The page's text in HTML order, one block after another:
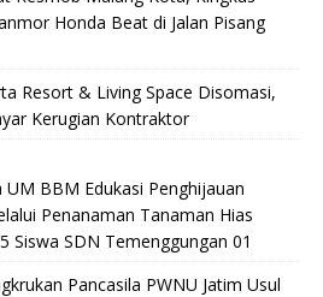
Honda Beat di Jalan Pisang
Resort & Living Space Disomasi,
Kerugian Kontraktor
UM BBM Edukasi Penghijauan
Penanaman Tanaman Hias
Siswa SDN Temenggungan 01
Pancasila PWNU Jatim Usul